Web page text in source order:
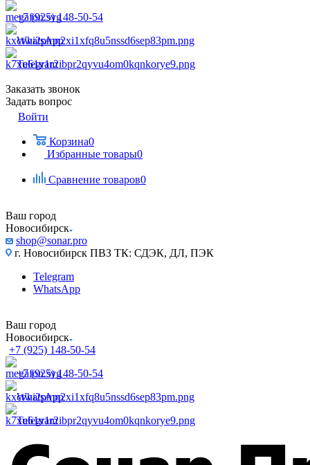
+7 (925) 148-50-54
WhatsApp
Telegram
Заказать звонок
Задать вопрос
Войти
Корзина0
Избранные товары0
Сравнение товаров0
Ваш город
Новосибирск
shop@sonar.pro
г. Новосибирск ПВЗ ТК: СДЭК, ДЛ, ПЭК
Telegram
WhatsApp
Ваш город
Новосибирск
+7 (925) 148-50-54
+7 (925) 148-50-54
WhatsApp
Telegram